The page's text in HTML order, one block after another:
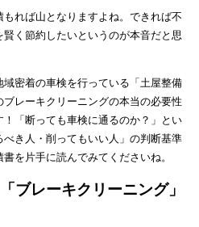
れば山となりますよね。できれば不
く節約したいというのが本音だと思
密着の車検を行っている「土屋整備
レーキクリーニングの本当の必要性
「断っても車検に通るのか？」とい
き人・削ってもいい人」の判断基準
を片手に読んでみてくださいね。
ブレーキクリーニング」